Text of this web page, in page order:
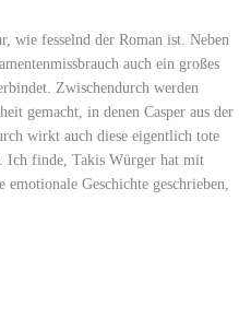
wie fesselnd der Roman ist. Neben
auch ein großes
Zwischendurch werden
gemacht, in denen Casper aus der
wirkt auch diese eigentlich tote
Ich finde, Takis Würger hat mit
emotionale Geschichte geschrieben,